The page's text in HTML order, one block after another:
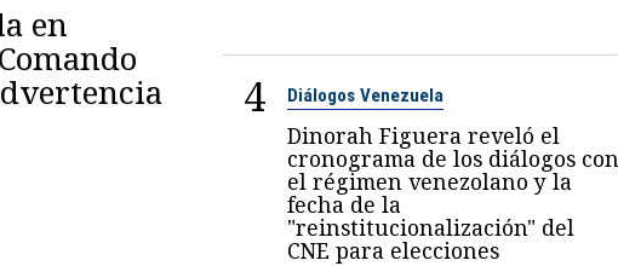
en
4 Diálogos Venezuela
Dinorah Figuera reveló el
cronograma de los diálogos con
el régimen venezolano y la
fecha de la
"reinstitucionalización" del
CNE para elecciones